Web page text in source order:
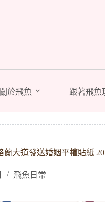
關於飛魚 跟著飛魚
大道發送婚姻平權貼紙
飛魚日常